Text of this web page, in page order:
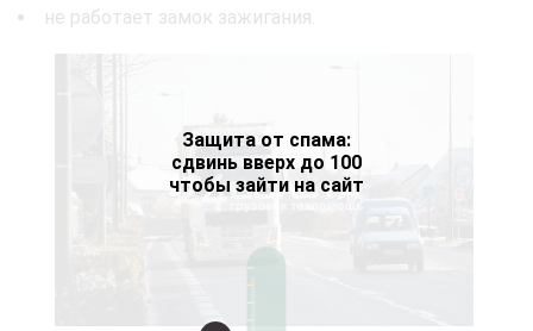
Защита от спама:
сдвинь вверх до 100
чтобы зайти на сайт
не работает замок зажигания.